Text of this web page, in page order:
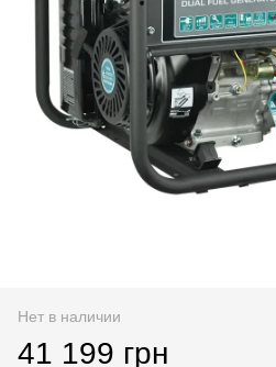
Нет в наличии
41 199 грн